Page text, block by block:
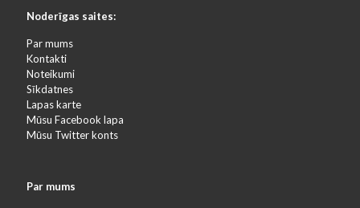
Noderīgas saites:
Par mums
Kontakti
Noteikumi
Sīkdatnes
Lapas karte
Mūsu Facebook lapa
Mūsu Twitter konts
Par mums